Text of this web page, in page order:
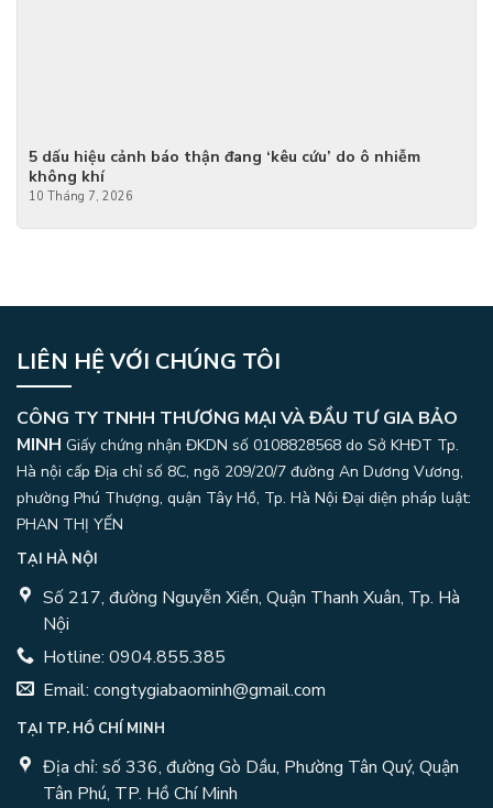
5 dấu hiệu cảnh báo thận đang ‘kêu cứu’ do ô nhiễm
không khí
10 Tháng 7, 2026
LIÊN HỆ VỚI CHÚNG TÔI
CÔNG TY TNHH THƯƠNG MẠI VÀ ĐẦU TƯ GIA BẢO
MINH Giấy chứng nhận ĐKDN số 0108828568 do Sở KHĐT Tp.
Hà nội cấp Địa chỉ số 8C, ngõ 209/20/7 đường An Dương Vương,
phường Phú Thượng, quận Tây Hồ, Tp. Hà Nội Đại diện pháp luật:
PHAN THỊ YẾN
TẠI HÀ NỘI
Số 217, đường Nguyễn Xiển, Quận Thanh Xuân, Tp. Hà
Nội
Hotline: 0904.855.385
Email: congtygiabaominh@gmail.com
TẠI TP. HỒ CHÍ MINH
Địa chỉ: số 336, đường Gò Dầu, Phường Tân Quý, Quận
Tân Phú, TP. Hồ Chí Minh